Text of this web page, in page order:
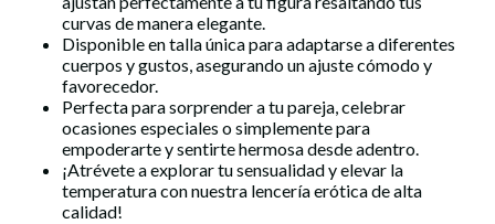
curvas de manera elegante.
Disponible en talla única para adaptarse a diferentes
cuerpos y gustos, asegurando un ajuste cómodo y
favorecedor.
Perfecta para sorprender a tu pareja, celebrar
ocasiones especiales o simplemente para
empoderarte y sentirte hermosa desde adentro.
¡Atrévete a explorar tu sensualidad y elevar la
temperatura con nuestra lencería eróticade alta
calidad!